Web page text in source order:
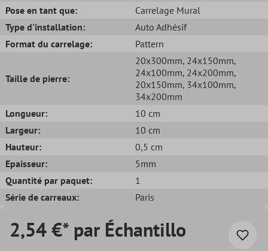
Pose en tant que:
Carrelage Mural
Type d'installation:
Auto Adhésif
Format du carrelage:
Pattern
Taille de pierre:
20x300mm, 24x150mm,
24x100mm, 24x200mm,
20x150mm, 34x100mm,
34x200mm
Longueur:
10 cm
Largeur:
10 cm
Hauteur:
0,5 cm
Epaisseur:
5mm
Quantité par paquet:
1
Série de carreaux:
Paris
2,54 €* par Échantillo